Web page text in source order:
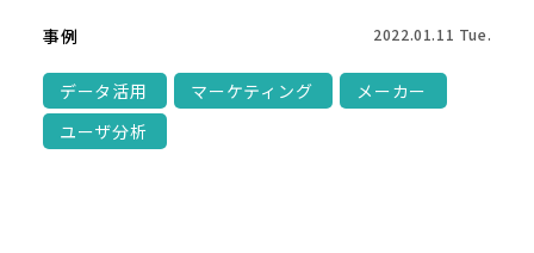
事例 2022.01.11 Tue.
データ活用 マーケティング
メーカー
ユーザ分析